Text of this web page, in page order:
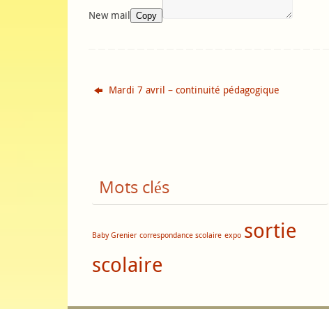
New mail Copy
Mardi 7 avril – continuité pédagogique
Mots clés
Baby Grenier correspondance scolaire expo sortie
scolaire